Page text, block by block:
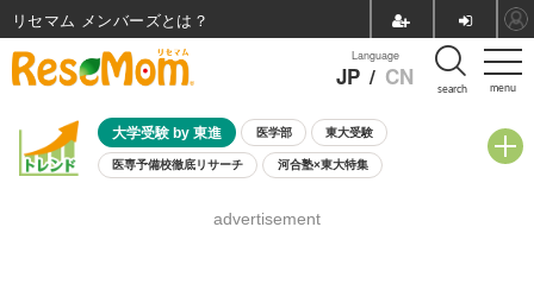
menu
Language
JP / CN search
大学受験 by 東進 医学部 東大受験
医専予備校徹底リサーチ 河合塾×東大特集
8月開催学校説明会・相談会
advertisement
リセマム メンバーズ